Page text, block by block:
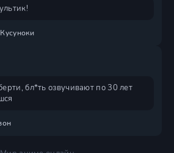
бл*ть озвучивают по 30 лет